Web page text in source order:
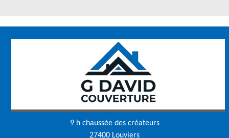
9 h chaussée des créateurs
27400 Louviers